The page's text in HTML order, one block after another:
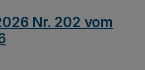
Nr. 202 vom